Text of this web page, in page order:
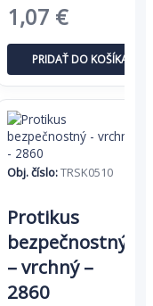
Pôvodná
cena
bola:
1,64 €.
1,07 €
cena
je:
1,07 €.
PRIDAŤ DO KOŠÍKA
Obj. číslo:TRSK0510
Protikus
bezpečnostný
– vrchný –
2860